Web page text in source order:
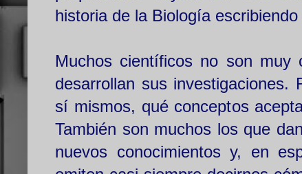
historia de la Biología
Muchos científicos no son muy
desarrollan sus
sí mismos, qué conceptos
También son muchos los que
nuevos conocimientos y, en